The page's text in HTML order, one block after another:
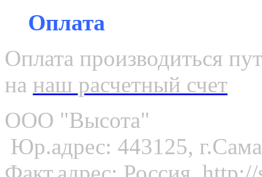
Оплата
Оплата производиться
на наш расчетный счет
ООО "Высота"
Юр.адрес: 443125,